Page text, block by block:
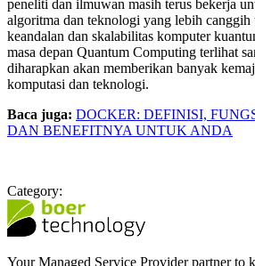
peneliti dan ilmuwan masih terus bekerja
algoritma dan teknologi yang lebih
keandalan dan skalabilitas komputer
masa depan Quantum Computing terlihat
diharapkan akan memberikan banyak
komputasi dan teknologi.
Baca juga: DOCKER: DEFINISI,
DAN BENEFITNYA UNTUK ANDA
Category:
Your Managed Service Provider partner to